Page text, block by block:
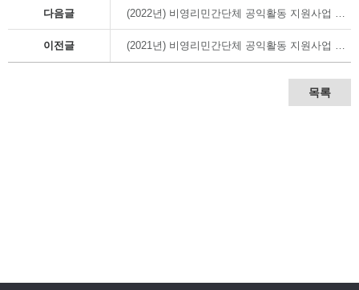
다음글 (2022년) 비영리민간단체 공익활동 지원사업 교부결정 내역
이전글 (2021년) 비영리민간단체 공익활동 지원사업 교부결정 내역
목록